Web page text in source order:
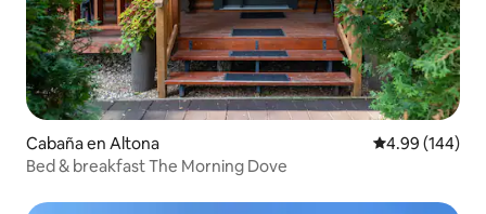
Cabaña en Altona Calificación
4.99 (144)
Bed & breakfast The Morning Dove